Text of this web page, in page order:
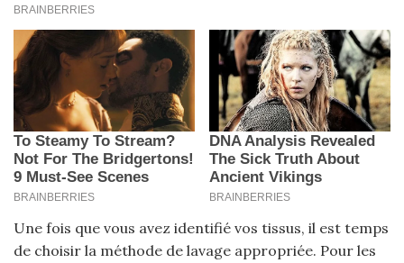
Une fois que vous avez identifié vos tissus, il est temps
de choisir la méthode de lavage appropriée. Pour les